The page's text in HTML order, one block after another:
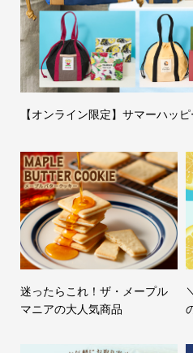
【オンライン限定】サマーハッ
迷ったらこれ！ザ・メープル
マニアの大人気商品